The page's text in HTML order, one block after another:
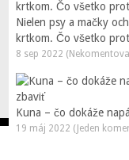
Nielen psy a mačky
krtkom. Čo všetko
8 sep 2022
Kuna – čo dokáže
19 máj 2022 (Jeden